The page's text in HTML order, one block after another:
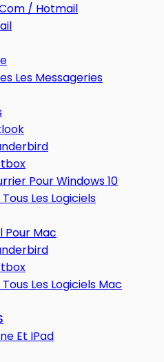
/ Hotmail
Les Messageries
Pour Windows 10
Tous Les Logiciels
Pour Mac
Tous Les Logiciels Mac
Et IPad